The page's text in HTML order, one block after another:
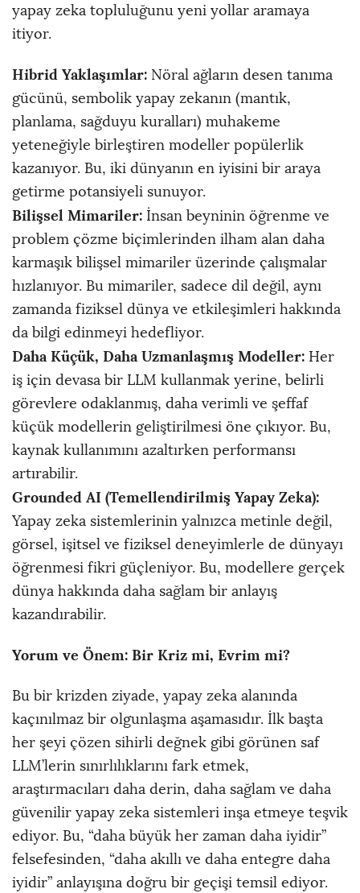
yapay zeka topluluğunu yeni yollar aramaya
itiyor.
Hibrid Yaklaşımlar: Nöral ağların desen tanıma
gücünü, sembolik yapay zekanın (mantık,
planlama, sağduyu kuralları) muhakeme
yeteneğiyle birleştiren modeller popülerlik
kazanıyor. Bu, iki dünyanın en iyisini bir araya
getirme potansiyeli sunuyor.
Bilişsel Mimariler: İnsan beyninin öğrenme ve
problem çözme biçimlerinden ilham alan daha
karmaşık bilişsel mimariler üzerinde çalışmalar
hızlanıyor. Bu mimariler, sadece dil değil, aynı
zamanda fiziksel dünya ve etkileşimleri hakkında
da bilgi edinmeyi hedefliyor.
Daha Küçük, Daha Uzmanlaşmış Modeller: Her
iş için devasa bir LLM kullanmak yerine, belirli
görevlere odaklanmış, daha verimli ve şeffaf
küçük modellerin geliştirilmesi öne çıkıyor. Bu,
kaynak kullanımını azaltırken performansı
artırabilir.
Grounded AI (Temellendirilmiş Yapay Zeka):
Yapay zeka sistemlerinin yalnızca metinle değil,
görsel, işitsel ve fiziksel deneyimlerle de dünyayı
öğrenmesi fikri güçleniyor. Bu, modellere gerçek
dünya hakkında daha sağlam bir anlayış
kazandırabilir.
Yorum ve Önem: Bir Kriz mi, Evrim mi?
Bu bir krizden ziyade, yapay zeka alanında
kaçınılmaz bir olgunlaşma aşamasıdır. İlk başta
her şeyi çözen sihirli değnek gibi görünen saf
LLM’lerin sınırlılıklarını fark etmek,
araştırmacıları daha derin, daha sağlam ve daha
güvenilir yapay zeka sistemleri inşa etmeye teşvik
ediyor. Bu, “daha büyük her zaman daha iyidir”
felsefesinden, “daha akıllı ve daha entegre daha
iyidir” anlayışına doğru bir geçişi temsil ediyor.